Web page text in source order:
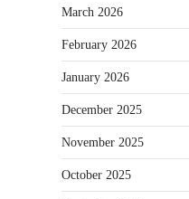
March 2026
February 2026
January 2026
December 2025
November 2025
October 2025